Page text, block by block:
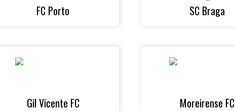
FC Porto SC Braga
Gil Vicente FC Moreirense FC